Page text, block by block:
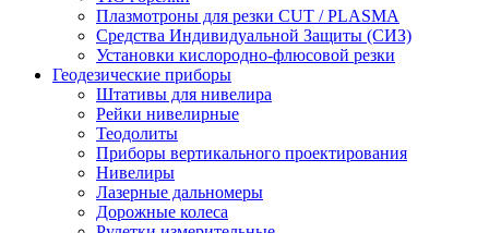
Плазмотроны для резки CUT / PLASMA
Средства Индивидуальной Защиты (СИЗ)
Установки кислородно-флюсовой резки
Геодезические приборы
Штативы для нивелира
Рейки нивелирные
Теодолиты
Приборы вертикального проектирования
Нивелиры
Лазерные дальномеры
Дорожные колеса